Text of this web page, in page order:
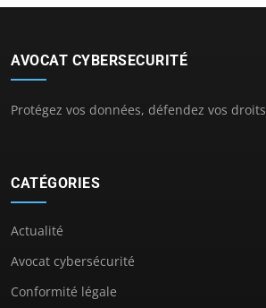
AVOCAT CYBERSECURITÉ
Protégez vos données, défendez vos droits
CATÉGORIES
Actualité
Avocat cybersécurité
Conformité légale